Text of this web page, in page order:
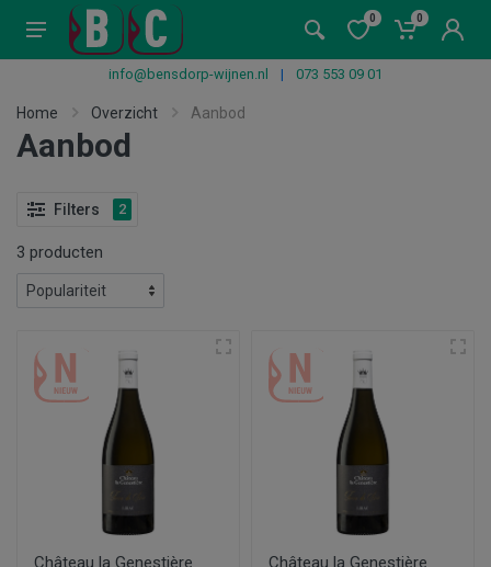
0 0
info@bensdorp-wijnen.nl | 073 553 09 01
Home Overzicht Aanbod
Aanbod
Filters 2
3 producten
Château la Genestière
Château la Genestière